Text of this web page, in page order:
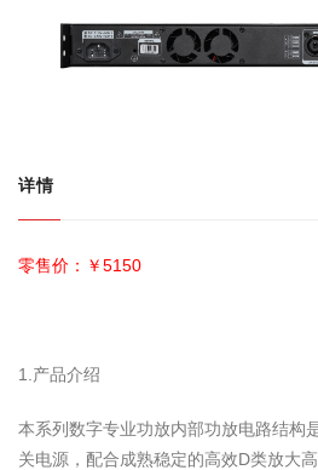
详情
零售价：￥5150
1.产品介绍
本系列数字专业功放内部功放电路结构
关电源，配合成熟稳定的高效D类放大